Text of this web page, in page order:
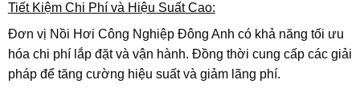
Tiết Kiệm Chi Phí và Hiệu Suất Cao:
Đơn vị Nồi Hơi Công Nghiệp Đông Anh có khả năng tối ưu
hóa chi phí lắp đặt và vận hành. Đồng thời cung cấp các giải
pháp để tăng cường hiệu suất và giảm lãng phí.